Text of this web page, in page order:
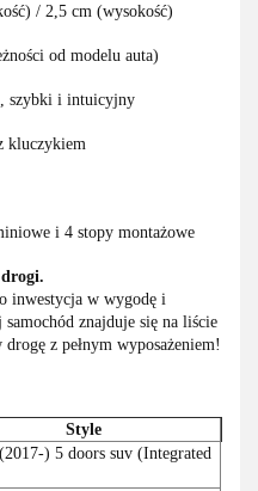
/ 2,5 cm (wysokość)
od modelu auta)
szybki i intuicyjny
kluczykiem
i 4 stopy montażowe
inwestycja w wygodę i
znajduje się na liście
z pełnym wyposażeniem!
Style
) 5 doors suv (Integrated